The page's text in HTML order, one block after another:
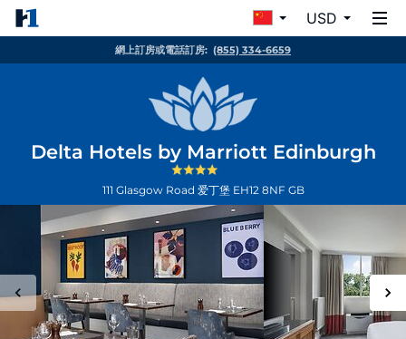
USD
網上訂房或電話訂房: (855) 334-6659
Delta Hotels by Marriott Edinburgh
111 Glasgow Road 爱丁堡 EH12 8NF GB